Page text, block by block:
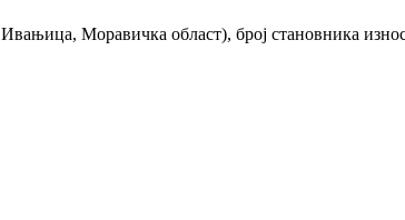
Моравичка област), број становника